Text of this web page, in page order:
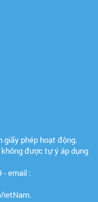
giấy phép hoạt động.
được tự ý áp dụng
- email :